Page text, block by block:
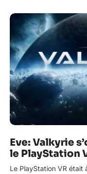
Eve: Valkyrie
le PlayStation
Le PlayStation VR était